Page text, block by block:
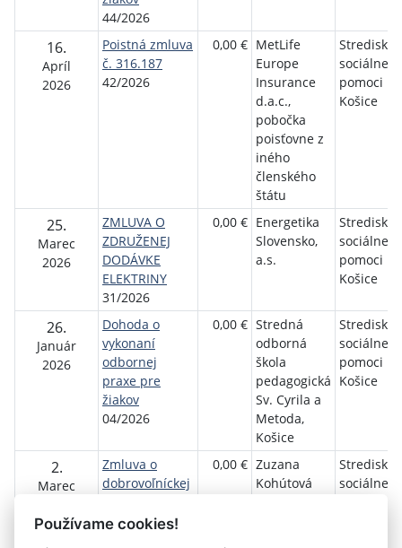
44/2026
16.
Apríl
2026
Poistná zmluva
č. 316.187
42/2026
0,00 € MetLife
Europe
Insurance
d.a.c.,
pobočka
poisťovne z
iného
členského
štátu
Stredisko
sociálnej
pomoci
Košice
25.
Marec
2026
ZMLUVA O
ZDRUŽENEJ
DODÁVKE
ELEKTRINY
31/2026
0,00 € Energetika
Slovensko,
a.s.
Stredisko
sociálnej
pomoci
Košice
26.
Január
2026
Dohoda o
vykonaní
odbornej
praxe pre
žiakov
04/2026
0,00 € Stredná
odborná
škola
pedagogická
Sv. Cyrila a
Metoda,
Košice
Stredisko
sociálnej
pomoci
Košice
2.
Marec
Zmluva o
dobrovoľníckej
19/2026
0,00 € Zuzana
Kohútová
Stredisko
sociálnej
Používame cookies!